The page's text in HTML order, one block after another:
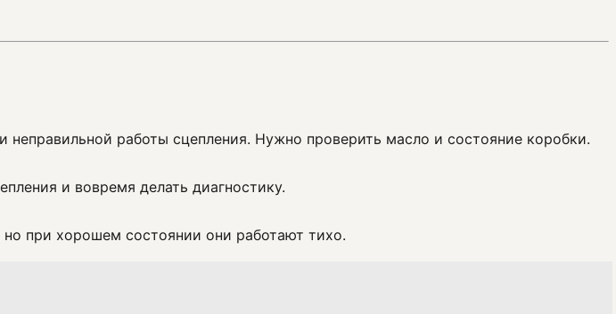
работы сцепления. Нужно проверить масло и состояние коробки.
и вовремя делать диагностику.
при хорошем состоянии они работают тихо.